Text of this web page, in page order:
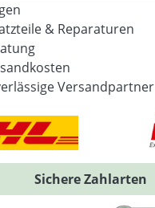
& Reparaturen
Versandpartner
Sichere Zahlarten